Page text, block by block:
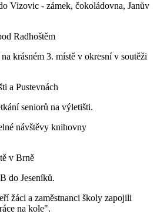
Vizovic - zámek, čokoládovna, Janův
Radhoštěm
krásném 3. místě v okresní v soutěži
a Pustevnách
seniorů na výletišti.
návštěvy knihovny
v Brně
do Jeseníků.
žáci a zaměstnanci školy zapojili
na kole".